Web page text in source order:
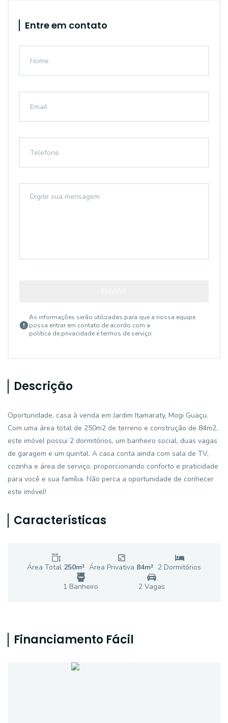
Entre em contato
As informações serão utilizadas para que a nossa equipe
possa entrar em contato de acordo com a
política de privacidade e termos de serviço
Descrição
Oportunidade, casa à venda em Jardim Itamaraty, Mogi Guaçu.
Com uma área total de 250m2 de terreno e construção de 84m2,
este imóvel possui 2 dormitórios, um banheiro social, duas vagas
de garagem e um quintal. A casa conta ainda com sala de TV,
cozinha e área de serviço, proporcionando conforto e praticidade
para você e sua família. Não perca a oportunidade de conhecer
este imóvel!
Características
Área Total 250m² Área Privativa 84m² 2 Dormitórios
1 Banheiro 2 Vagas
Financiamento Fácil